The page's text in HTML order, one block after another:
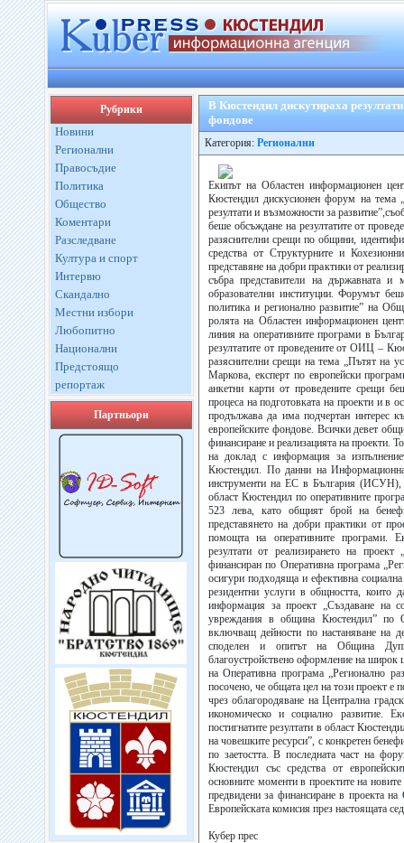
Рубрики
Новини
Регионални
Правосъдие
Политика
Общество
Коментари
Разследване
Култура и спорт
Интервю
Скандално
Местни избори
Любопитно
Национални
Предстоящо
репортаж
Партньори
В Кюстендил дискутираха
фондове
Категория: Регионални
Екипът на Областен информационен
Кюстендил дискусионен форум на тема
резултати и възможности за
беше обсъждане на резултатите от
разяснителни срещи по общини,
средства от Структурните и
представяне на добри практики от
събра представители на държавната и
образователни институции. Форумът
политика и регионално развитие” на
ролята на Областен информационен
линия на оперативните програми в
резултатите от проведените от ОИЦ –
разяснителни срещи на тема „Пътят на
Маркова, експерт по европейски
анкетни карти от проведените срещи
процеса на подготовката на проекти и в
продължава да има подчертан интерес
европейските фондове. Всички девет
финансиране и реализацията на проекти.
на доклад с информация за
Кюстендил. По данни на
инструменти на ЕС в България (ИСУН),
област Кюстендил по оперативните
523 лева, като общият брой на
представянето на добри практики от
помощта на оперативните програми.
резултати от реализирането на
финансиран по Оперативна програма
осигури подходяща и ефективна
резидентни услуги в общността, които
информация за проект „Създаване на
увреждания в община Кюстендил” по
включващ дейности по настаняване на
споделен и опитът на Община
благоустройствено оформление на широк
на Оперативна програма „Регионално
посочено, че общата цел на този проект е
чрез облагородяване на Централна
икономическо и социално развитие.
постигнатите резултати в област
на човешките ресурси”, с конкретен
по заетостта. В последната част на
Кюстендил със средства от
основните моменти в проектите на
предвидени за финансиране в проекта
Европейската комисия през настоящата
Кубер прес